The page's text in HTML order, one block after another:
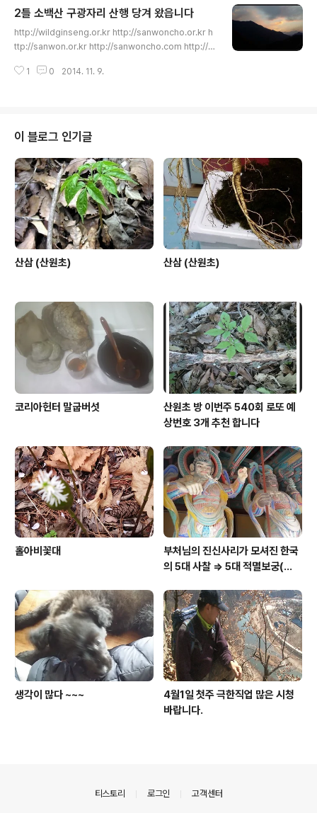
로 모든 유저님들과 건강을 생각 하시는 모든 분들 정보를
공유 하고 함께 할수 있다는것입니다. 앞으로 거듭 나는 한
국의 대표 하는 산원초 홈 사이트가 되도록 더욱 노력 하겠
http://wildginseng.or.kr http://sanwoncho.or.kr h
2틀 소백산 구광자리 산행 당겨 왔읍니다
http://wildginseng.or.kr http://sanwoncho.or.kr h
ttp://sanwon.or.kr http://sanwoncho.com http://s
삼비누.com http://산원상황버섯.com
1 0 2014. 11. 9.
이 블로그 인기글
산삼 (산원초) 산삼 (산원초)
코리아헌터 말굽버섯
산원초 방 이번주 540회 로또 예
상번호 3개 추천 합니다
홀아비꽃대
부처님의 진신사리가 모셔진 한국
의 5대 사찰 => 5대 적멸보궁(寂
생각이 많다 ~~~
4월1일 첫주 극한직업 많은 시청
바랍니다.
티스토리 로그인 고객센터